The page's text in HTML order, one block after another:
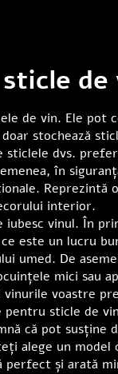
de
de vin. Ele
stochează
dvs.
în
Reprezintă
interior.
vinul. În
este un lucru
umed. De
mici sau
voastre
sticle de
că pot
alege un model
perfect și arată